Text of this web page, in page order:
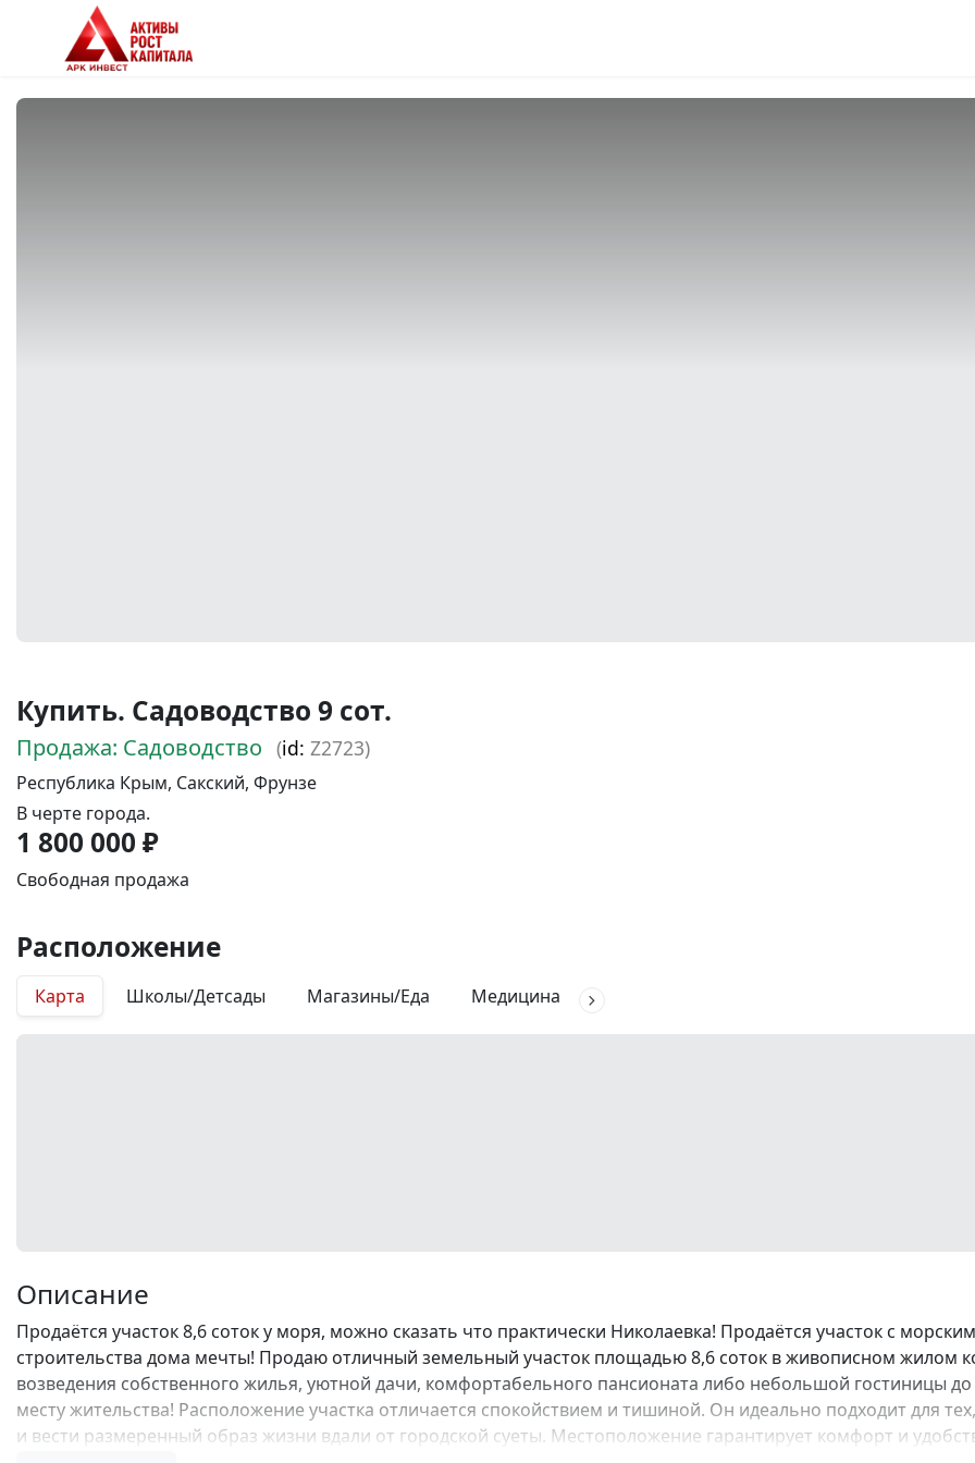
Купить. Садоводство 9 сот.
Продажа: Садоводство (id: Z2723)
Республика Крым, Сакский, Фрунзе
В черте города.
1 800 000 ₽
Свободная продажа
Расположение
Карта Школы/Детсады Магазины/Еда Медицина
Описание
Продаётся участок 8,6 соток у моря, можно сказать что практически Николаевка! Продаётся участок с
строительства дома мечты! Продаю отличный земельный участок площадью 8,6 соток в живописном жилом
возведения собственного жилья, уютной дачи, комфортабельного пансионата либо небольшой гостиницы
месту жительства! Расположение участка отличается спокойствием и тишиной. Он идеально подходит для
и вести размеренный образ жизни вдали от городской суеты. Местоположение гарантирует комфорт и